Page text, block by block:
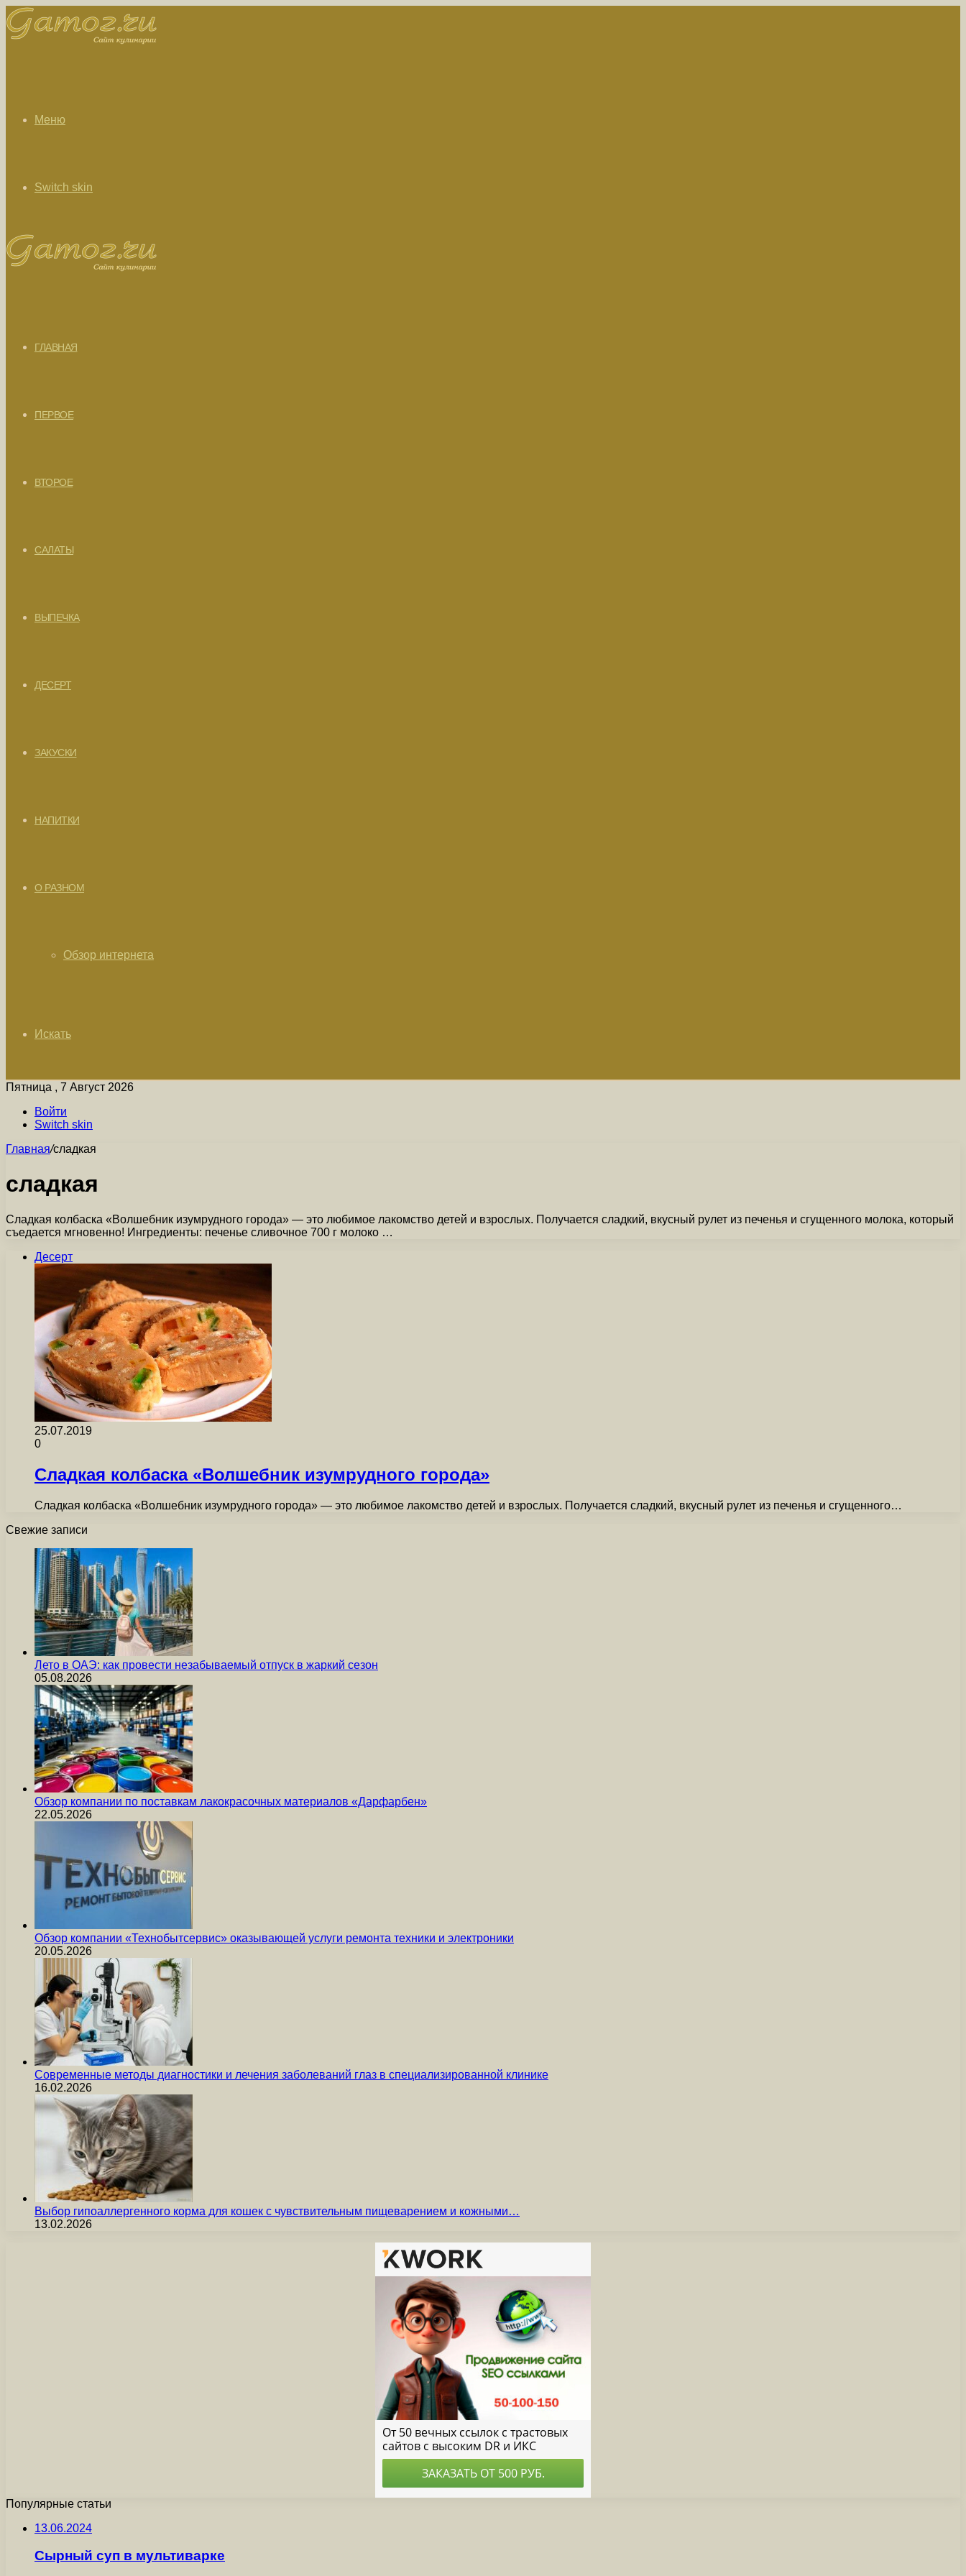
Меню
Switch skin
ГЛАВНАЯ
ПЕРВОЕ
ВТОРОЕ
САЛАТЫ
ВЫПЕЧКА
ДЕСЕРТ
ЗАКУСКИ
НАПИТКИ
О РАЗНОМ
Обзор интернета
Искать
Пятница , 7 Август 2026
Войти
Switch skin
Главная/сладкая
сладкая
Сладкая колбаска «Волшебник изумрудного города» — это любимое лакомство детей и взрослых. Получается сладкий, вкусный рулет из печенья и сгущенного молока, который
съедается мгновенно! Ингредиенты: печенье сливочное 700 г молоко …
Десерт
25.07.2019
0
Сладкая колбаска «Волшебник изумрудного города»
Сладкая колбаска «Волшебник изумрудного города» — это любимое лакомство детей и взрослых. Получается сладкий, вкусный рулет из печенья и сгущенного…
Свежие записи
Лето в ОАЭ: как провести незабываемый отпуск в жаркий сезон
05.08.2026
Обзор компании по поставкам лакокрасочных материалов «Дарфарбен»
22.05.2026
Обзор компании «Технобытсервис» оказывающей услуги ремонта техники и электроники
20.05.2026
Современные методы диагностики и лечения заболеваний глаз в специализированной клинике
16.02.2026
Выбор гипоаллергенного корма для кошек с чувствительным пищеварением и кожными…
13.02.2026
Популярные статьи
13.06.2024
Сырный суп в мультиварке